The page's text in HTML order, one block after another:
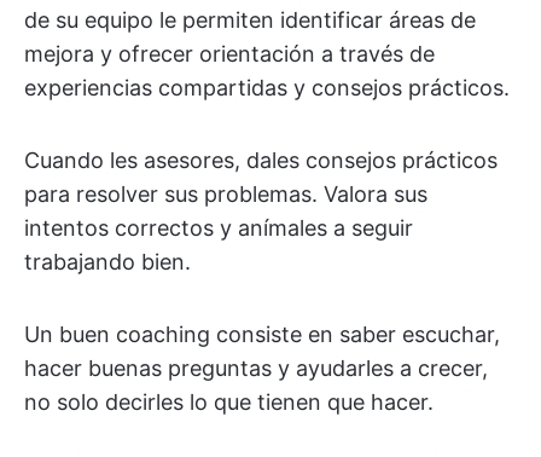
de su equipo le permiten identificar áreas de
mejora y ofrecer orientación a través de
experiencias compartidas y consejos prácticos.
Cuando les asesores, dales consejos prácticos
para resolver sus problemas. Valora sus
intentos correctos y anímales a seguir
trabajando bien.
Un buen coaching consiste en saber escuchar,
hacer buenas preguntas y ayudarles a crecer,
no solo decirles lo que tienen que hacer.